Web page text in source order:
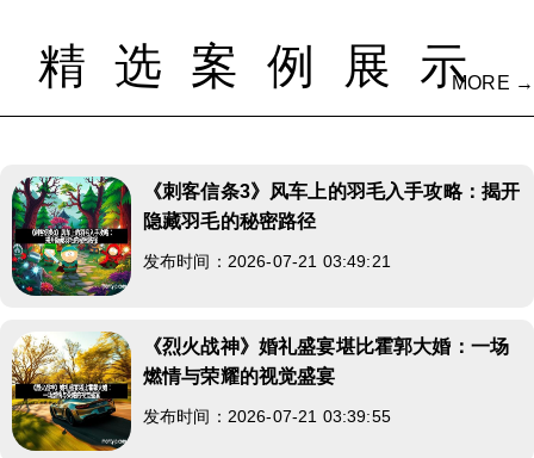
精选案例展示MORE →
《刺客信条3》风车上的羽毛入手攻略：揭开
隐藏羽毛的秘密路径
发布时间：2026-07-21 03:49:21
《烈火战神》婚礼盛宴堪比霍郭大婚：一场
燃情与荣耀的视觉盛宴
发布时间：2026-07-21 03:39:55